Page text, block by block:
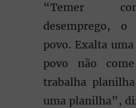
“Temer
desemprego,
povo. Exalta
povo não
trabalha
uma planilha”,